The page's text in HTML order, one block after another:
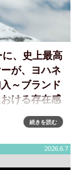
、史上最高
が、ヨハネ
～ブランド
ける存在感
雪上へ冬季オリン
あるヨハネス・ヘ
ァミリーに加わ
続きを読む
2026.6.7